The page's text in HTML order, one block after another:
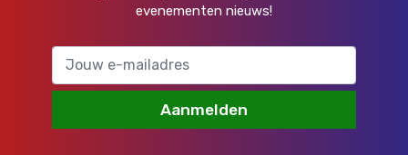
evenementen nieuws!
Aanmelden